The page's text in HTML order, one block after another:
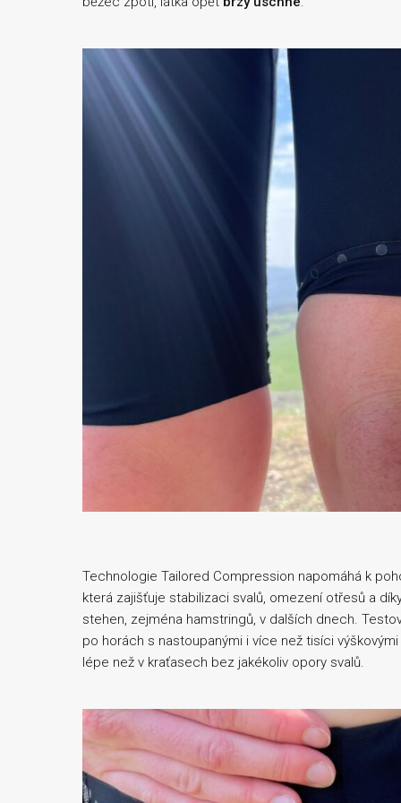
Technologie Tailored Compression napomáhá k
která zajišťuje stabilizaci svalů, omezení otřesů a
stehen, zejména hamstringů, v dalších dnech.
po horách s nastoupanými i více než tisíci
lépe než v kraťasech bez jakékoliv opory svalů.